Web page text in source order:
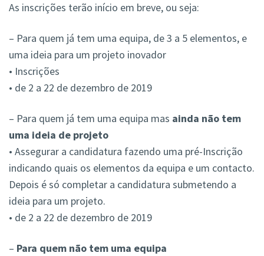
As inscrições terão início em breve, ou seja:
– Para quem já tem uma equipa, de 3 a 5 elementos, e
uma ideia para um projeto inovador
• Inscrições
• de 2 a 22 de dezembro de 2019
– Para quem já tem uma equipa mas ainda não tem
uma ideia de projeto
• Assegurar a candidatura fazendo uma pré-Inscrição
indicando quais os elementos da equipa e um contacto.
Depois é só completar a candidatura submetendo a
ideia para um projeto.
• de 2 a 22 de dezembro de 2019
– Para quem não tem uma equipa